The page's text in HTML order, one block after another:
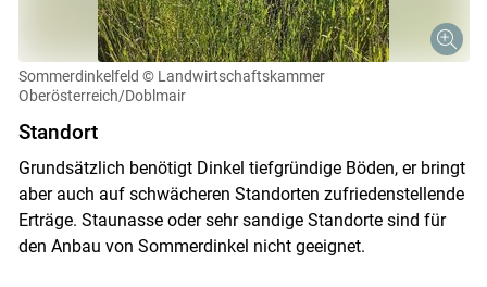
Sommerdinkelfeld © Landwirtschaftskammer
Oberösterreich/Doblmair
Standort
Grundsätzlich benötigt Dinkel tiefgründige Böden, er bringt
aber auch auf schwächeren Standorten zufriedenstellende
Erträge. Staunasse oder sehr sandige Standorte sind für
den Anbau von Sommerdinkel nicht geeignet.